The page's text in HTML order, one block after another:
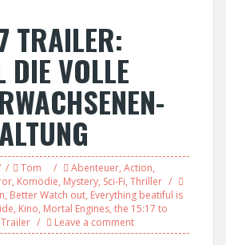
TRAILER:
DIE VOLLE
Tom Abenteuer, Action,
, Komödie, Mystery, Sci-Fi, Thriller
, Better Watch out, Everything beatiful is
, Kino, Mortal Engines, the 15:17 to
Trailer Leave a comment